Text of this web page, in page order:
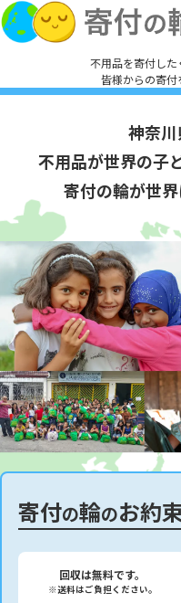
不用品を寄付した
皆様からの寄付
神奈
不用品が世界の子
寄付の輪が世界
寄付の輪のお約
回収は無料です。
※送料はご負担ください。